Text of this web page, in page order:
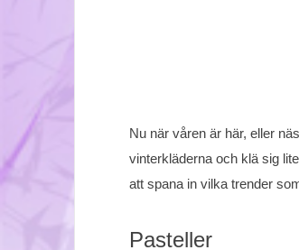
Nu när våren är här, eller
vinterkläderna och klä sig
att spana in vilka trender
Pasteller